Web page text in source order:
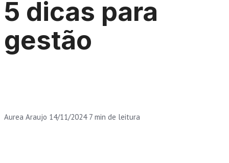
5 dicas para
gestão
Aurea Araujo 14/11/2024 7 min de leitura